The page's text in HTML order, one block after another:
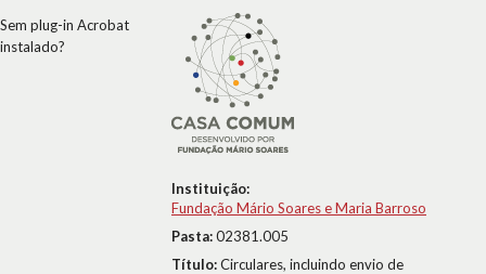
Instituição:
Fundação Mário Soares e Maria Barroso
Pasta:02381.005
Título:Circulares, incluindo envio de
Sem plug-in Acrobat
instalado?